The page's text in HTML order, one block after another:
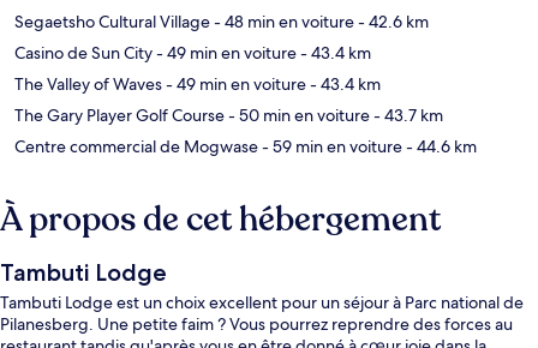
Segaetsho Cultural Village- 48 min en voiture- 42.6 km
Casino de Sun City- 49 min en voiture- 43.4 km
The Valley of Waves- 49 min en voiture- 43.4 km
The Gary Player Golf Course- 50 min en voiture- 43.7 km
Centre commercial de Mogwase- 59 min en voiture- 44.6 km
À propos de cet hébergement
Tambuti Lodge
Tambuti Lodge est un choix excellent pour un séjour à Parc national de
Pilanesberg. Une petite faim ? Vous pourrez reprendre des forces au